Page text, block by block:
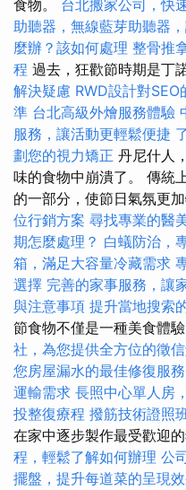
食物。 台北搬家公司，快
助聽器，無線藍芽助聽器
麼辦？該如何處理 整骨推
程 過去，狂歡節時期是丁
解決疑慮 RWD設計對SEO
準 台北高級外燴服務體驗
服務，讓活動更輕鬆便捷
劃您的視力矯正 丹尼什人
味的食物中崩潰了。 傳統
的一部分，使節日氣氛更加
位行銷方案 尋找專業的醫
期怎麼處理？ 白蟻防治，
箱，滿足大容量冷藏需求
選擇 完善的家事服務，讓
與注意事項 提升當地搜索
節食物不僅是一種美食體
社，為您提供全方位的徵
您房屋漏水的最佳修復服務
運輸需求 長照中心單人房
投整復療程 撥筋技術證照
在家中逐步製作最受歡迎
程，輕鬆了解如何辦理 公
擺盤，提升每道菜的呈現